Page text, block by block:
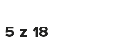
5 z 18